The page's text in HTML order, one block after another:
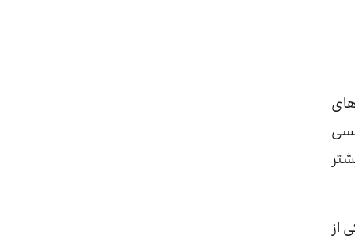
بررسی تجربه های
به اختلال دوقطبی 10 بار یا بیشتر
از